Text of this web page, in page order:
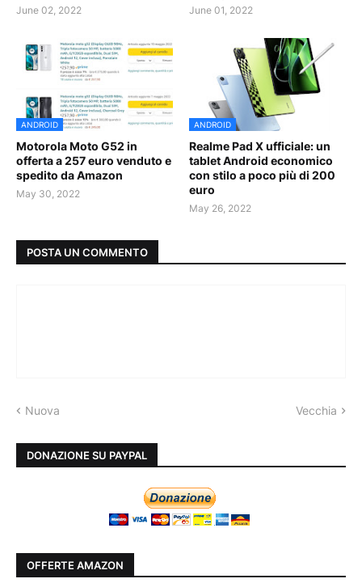
June 02, 2022 June 01, 2022
ANDROID
Motorola Moto G52 in
offerta a 257 euro venduto e
spedito da Amazon
May 30, 2022
ANDROID
Realme Pad X ufficiale: un
tablet Android economico
con stilo a poco più di 200
euro
May 26, 2022
POSTA UN COMMENTO
Nuova Vecchia
DONAZIONE SU PAYPAL
OFFERTE AMAZON